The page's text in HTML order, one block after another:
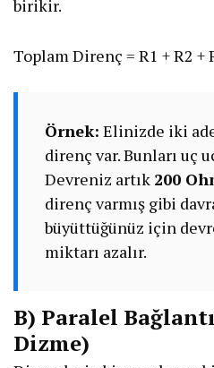
birikir.
Toplam Direnç = R1 + R2 +
Örnek: Elinizde iki
direnç var. Bunları uç
Devreniz artık 200
direnç varmış gibi
büyüttüğünüz için
miktarı azalır.
B) Paralel
Dizme)